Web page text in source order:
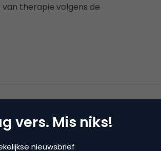
therapie volgens de
vers. Mis niks!
nieuwsbrief